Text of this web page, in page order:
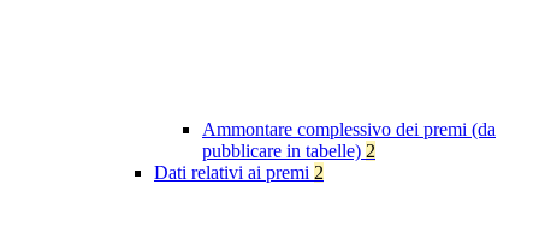
Ammontare complessivo dei premi (da
pubblicare in tabelle) 2
Dati relativi ai premi 2